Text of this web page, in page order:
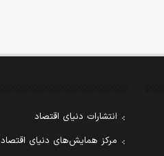
انتشارات دنیای اقتصاد
مرکز همایش‌های دنیای اقتصاد